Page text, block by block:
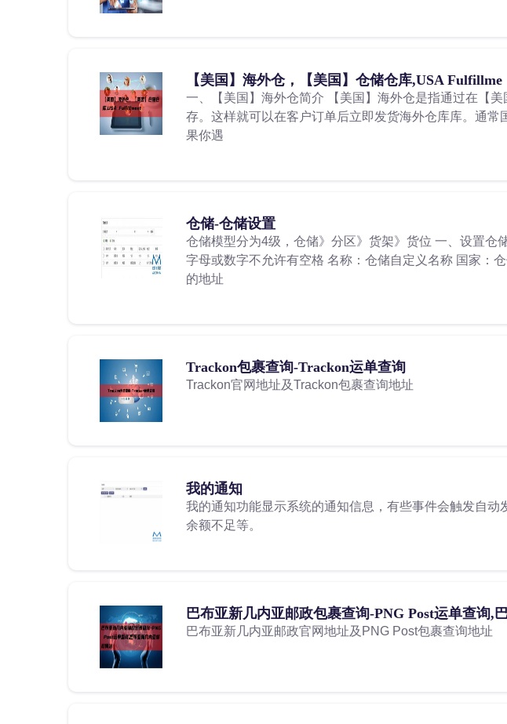
【美国】海外仓，【美国】仓储仓库,USA Fulfillme
一、【美国】海外仓简介 【美国】海外仓是指通过在【
存。这样就可以在客户订单后立即发货海外仓库库。通常
果你遇
仓储-仓储设置
仓储模型分为4级，仓储》分区》货架》货位 一、设置仓
字母或数字不允许有空格 名称：仓储自定义名称 国家：
的地址
Trackon包裹查询-Trackon运单查询
Trackon官网地址及Trackon包裹查询地址
我的通知
我的通知功能显示系统的通知信息，有些事件会触发自动
余额不足等。
巴布亚新几内亚邮政包裹查询-PNG Post运单查询,
巴布亚新几内亚邮政官网地址及PNG Post包裹查询地址